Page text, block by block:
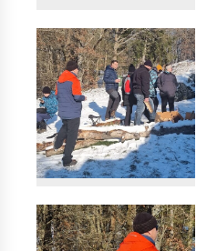
VÁNOČNÍ GUTŠTEJN 2022